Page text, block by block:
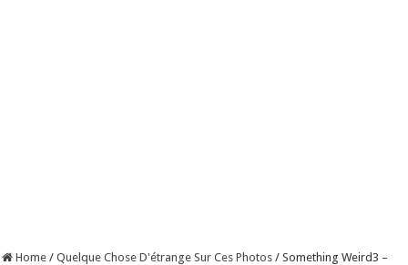
Home / Quelque Chose D'étrange Sur Ces Photos / Something Weird3 –